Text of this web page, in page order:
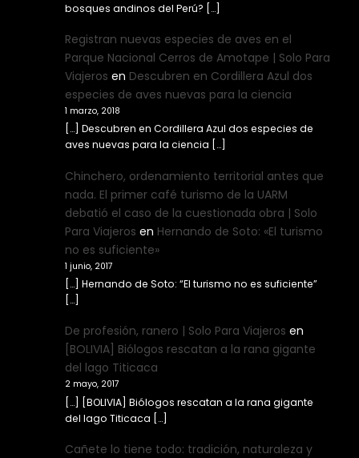
bosques andinos del Perú? […]
Registran nuevas especies de aves en el
Parque Nacional Cerros de Amotape | Solo Para
Viajeros en Descubren en Cordillera Azul dos
especies de aves nuevas para la ciencia
1 marzo, 2018
[…] Descubren en Cordillera Azul dos especies de
aves nuevas para la ciencia […]
Chinchero, ordenamiento territorial antes que
nada. El primer café turismo de la UARM
debatió el caso de la cuestionada obra | Solo
Para Viajeros en Hernando de Soto: «El turismo
no es suficiente»
1 junio, 2017
[…] Hernando de Soto: “El turismo no es suficiente”
[…]
De profesión, ranero | Solo Para Viajeros en
[BOLIVIA] Biólogos rescatan a la rana gigante
del lago Titicaca
2 mayo, 2017
[…] [BOLIVIA] Biólogos rescatan a la rana gigante
del lago Titicaca […]
Cañete lo tiene todo: tradición, naturaleza y